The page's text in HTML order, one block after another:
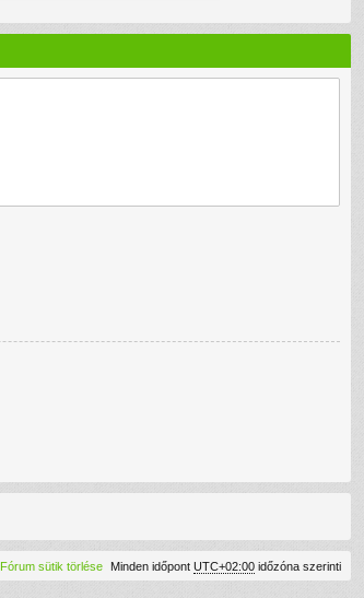
Minden időpont UTC+02:00 időzóna szerinti
Fórum sütik törlése